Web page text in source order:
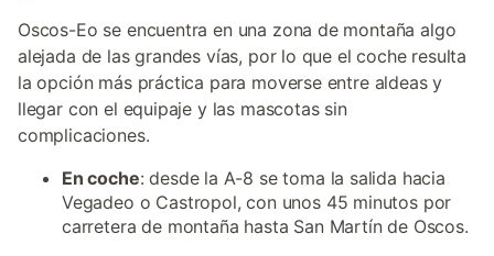
Oscos-Eo se encuentra en una zona de montaña algo
alejada de las grandes vías, por lo que el coche resulta
la opción más práctica para moverse entre aldeas y
llegar con el equipaje y las mascotas sin
complicaciones.
En coche: desde la A-8 se toma la salida hacia
Vegadeo o Castropol, con unos 45 minutos por
carretera de montaña hasta San Martín de Oscos.